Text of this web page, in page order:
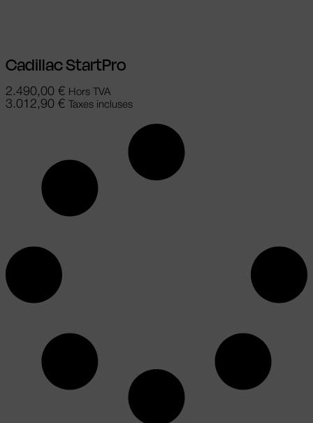
Cadillac StartPro
2.490,00 € Hors TVA
3.012,90 € Taxes incluses